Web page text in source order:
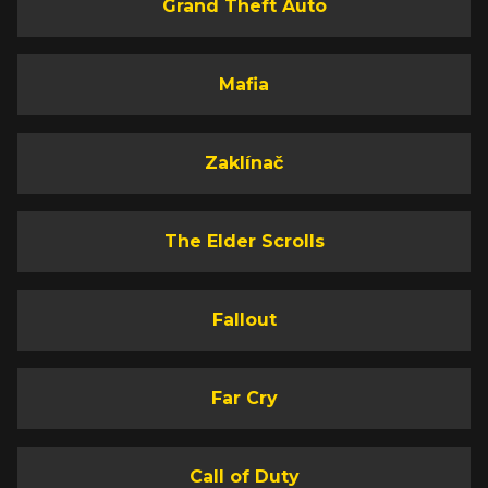
Grand Theft Auto
Mafia
Zaklínač
The Elder Scrolls
Fallout
Far Cry
Call of Duty